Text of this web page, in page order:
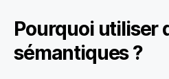
Pourquoi utiliser
sémantiques ?